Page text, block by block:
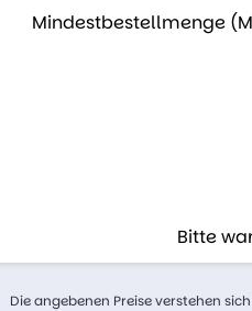
Mindestbestellmenge
Bitte
Die angebenen Preise verstehen